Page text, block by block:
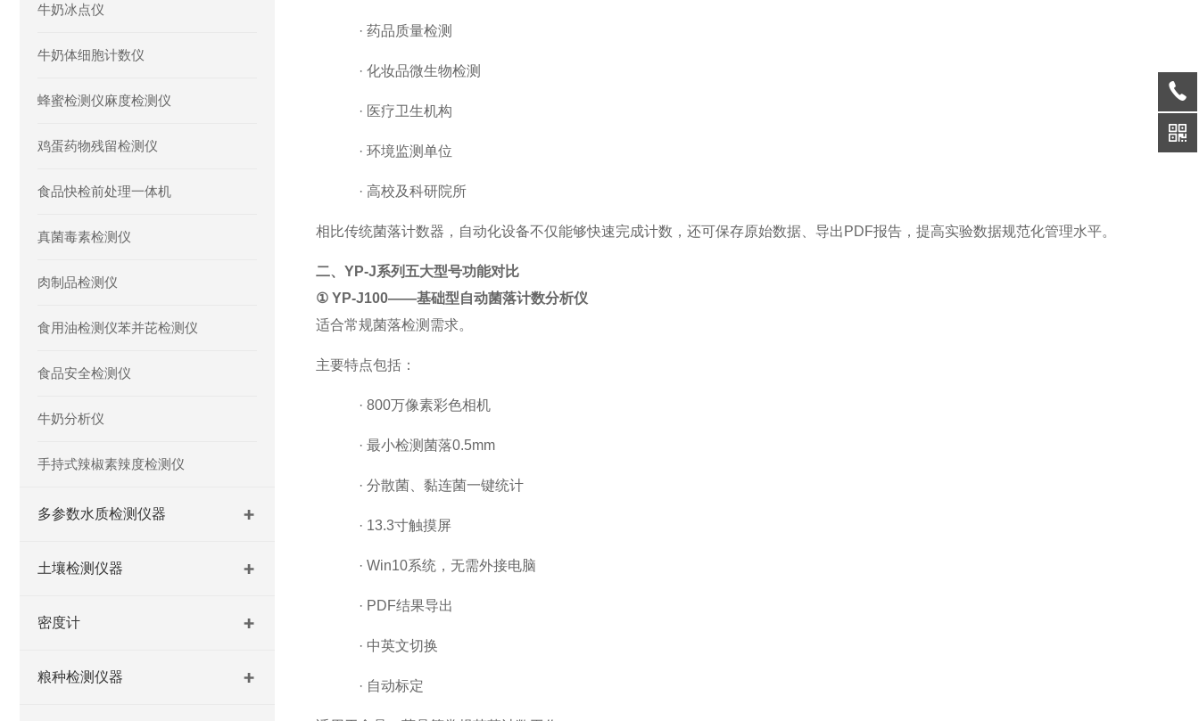
· 药品质量检测
· 化妆品微生物检测
· 医疗卫生机构
· 环境监测单位
· 高校及科研院所
相比传统菌落计数器，自动化设备不仅能够快速完成计数，还可保存原始数据、导出 PDF报告，提高实验数据规范化管理水平。
二、 YP-J系列五大型号功能对比
① YP-J100——基础型自动菌落计数分析仪
适合常规菌落检测需求。
主要特点包括：
· 800万像素彩色相机
· 最小检测菌落0.5mm
· 分散菌、黏连菌一键统计
· 13.3寸触摸屏
· Win10系统，无需外接电脑
· PDF结果导出
· 中英文切换
· 自动标定
牛奶冰点仪
牛奶体细胞计数仪
蜂蜜检测仪麻度检测仪
鸡蛋药物残留检测仪
食品快检前处理一体机
真菌毒素检测仪
肉制品检测仪
食用油检测仪苯并芘检测仪
食品安全检测仪
牛奶分析仪
手持式辣椒素辣度检测仪
多参数水质检测仪器
土壤检测仪器
密度计
粮种检测仪器